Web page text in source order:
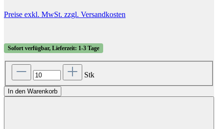
Preise exkl. MwSt. zzgl. Versandkosten
Sofort verfügbar, Lieferzeit: 1-3 Tage
Stk
In den Warenkorb